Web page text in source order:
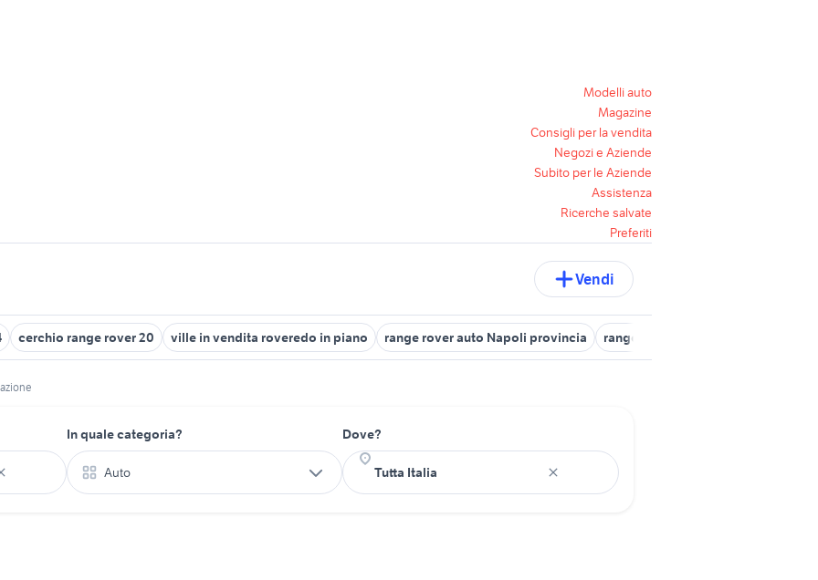
Modelli auto
Magazine
Consigli per la vendita
Negozi e Aziende
Subito per le Aziende
Assistenza
Ricerche salvate
Preferiti
Vendi
cerchio range rover 20 ville in vendita roveredo in piano range rover auto Napoli provincia range rover evoque 2012
In quale categoria?
Auto
Dove?